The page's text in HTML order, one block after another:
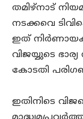
തമിഴ്നാട്
നടക്കവെ
ഇത്
വിജയ്യുടെ
കോടതി
ഇതിനിടെ